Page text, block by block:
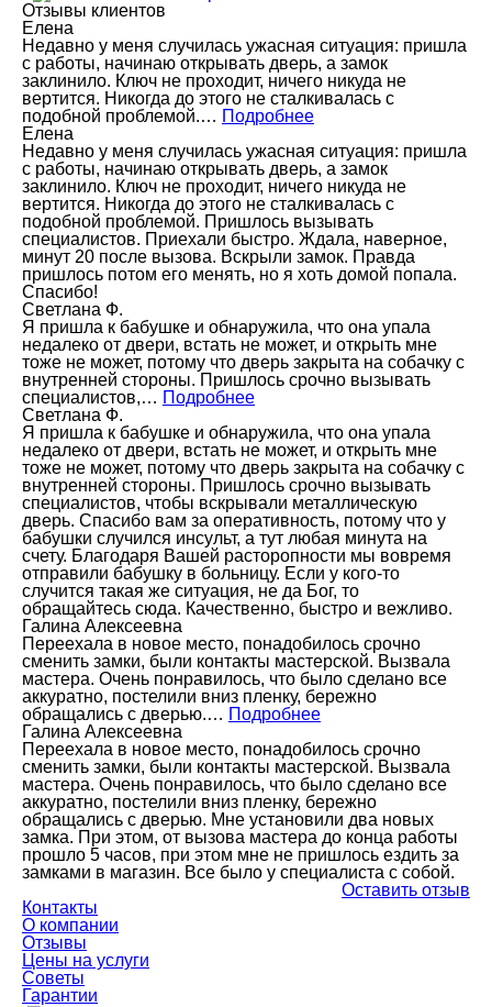
Отзывы клиентов
Елена
Недавно у меня случилась ужасная ситуация: пришла
с работы, начинаю открывать дверь, а замок
заклинило. Ключ не проходит, ничего никуда не
вертится. Никогда до этого не сталкивалась с
подобной проблемой.… Подробнее
Елена
Недавно у меня случилась ужасная ситуация: пришла
с работы, начинаю открывать дверь, а замок
заклинило. Ключ не проходит, ничего никуда не
вертится. Никогда до этого не сталкивалась с
подобной проблемой. Пришлось вызывать
специалистов. Приехали быстро. Ждала, наверное,
минут 20 после вызова. Вскрыли замок. Правда
пришлось потом его менять, но я хоть домой попала.
Спасибо!
Светлана Ф.
Я пришла к бабушке и обнаружила, что она упала
недалеко от двери, встать не может, и открыть мне
тоже не может, потому что дверь закрыта на собачку с
внутренней стороны. Пришлось срочно вызывать
специалистов,… Подробнее
Светлана Ф.
Я пришла к бабушке и обнаружила, что она упала
недалеко от двери, встать не может, и открыть мне
тоже не может, потому что дверь закрыта на собачку с
внутренней стороны. Пришлось срочно вызывать
специалистов, чтобы вскрывали металлическую
дверь. Спасибо вам за оперативность, потому что у
бабушки случился инсульт, а тут любая минута на
счету. Благодаря Вашей расторопности мы вовремя
отправили бабушку в больницу. Если у кого-то
случится такая же ситуация, не да Бог, то
обращайтесь сюда. Качественно, быстро и вежливо.
Галина Алексеевна
Переехала в новое место, понадобилось срочно
сменить замки, были контакты мастерской. Вызвала
мастера. Очень понравилось, что было сделано все
аккуратно, постелили вниз пленку, бережно
обращались с дверью.… Подробнее
Галина Алексеевна
Переехала в новое место, понадобилось срочно
сменить замки, были контакты мастерской. Вызвала
мастера. Очень понравилось, что было сделано все
аккуратно, постелили вниз пленку, бережно
обращались с дверью. Мне установили два новых
замка. При этом, от вызова мастера до конца работы
прошло 5 часов, при этом мне не пришлось ездить за
замками в магазин. Все было у специалиста с собой.
Оставить отзыв
Контакты
О компании
Отзывы
Цены на услуги
Советы
Гарантии